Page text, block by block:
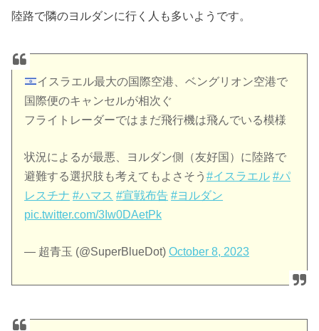
陸路で隣のヨルダンに行く人も多いようです。
イスラエル最大の国際空港、ベングリオン空港で
国際便のキャンセルが相次ぐ
フライトレーダーではまだ飛行機は飛んでいる模様
状況によるが最悪、ヨルダン側（友好国）に陸路で
避難する選択肢も考えてもよさそう#イスラエル #パ
レスチナ #ハマス #宣戦布告 #ヨルダン
pic.twitter.com/3Iw0DAetPk
— 超青玉 (@SuperBlueDot)October 8, 2023